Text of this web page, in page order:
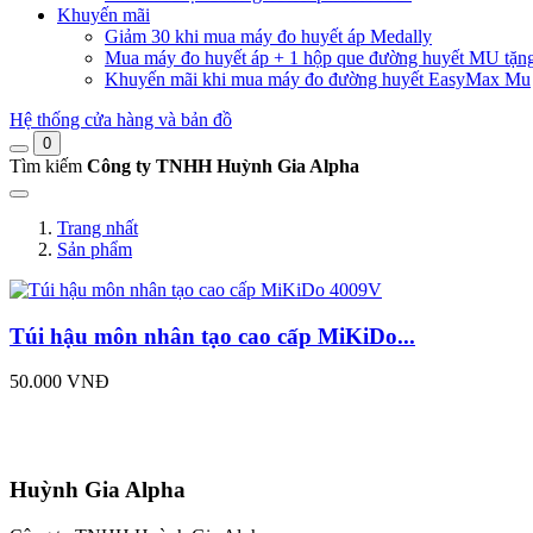
Khuyến mãi
Giảm 30 khi mua máy đo huyết áp Medally
Mua máy đo huyết áp + 1 hộp que đường huyết MU
Khuyến mãi khi mua máy đo đường huyết EasyMax Mu
Hệ thống cửa hàng và bản đồ
0
Tìm kiếm Công ty TNHH Huỳnh Gia Alpha
Trang nhất
Sản phẩm
Túi hậu môn nhân tạo cao cấp MiKiDo...
50.000 VNĐ
Huỳnh Gia Alpha